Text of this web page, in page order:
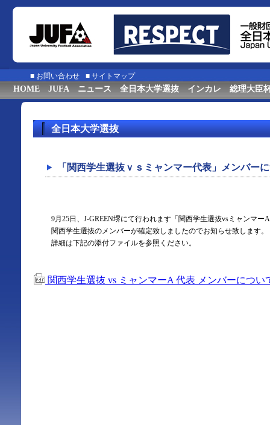
■ お問い合わせ ■ サイトマップ
HOME JUFA ニュース 全日本大学選抜 インカレ 総理大臣
全日本大学選抜
「関西学生選抜ｖｓミャンマー代表」メンバー
9月25日、J-GREEN堺にて行われます「関西学生選抜vsミャンマー
関西学生選抜のメンバーが確定致しましたのでお知らせ致します。
詳細は下記の添付ファイルを参照ください。
関西学生選抜 vs ミャンマーA 代表 メンバーについ